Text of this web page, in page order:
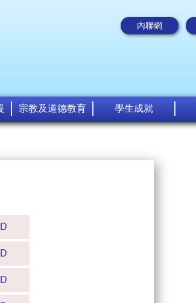
內聯網
宗教及道德教育 學生成就